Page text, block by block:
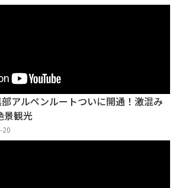
部アルペンルートついに開通！激混み
景観光
20